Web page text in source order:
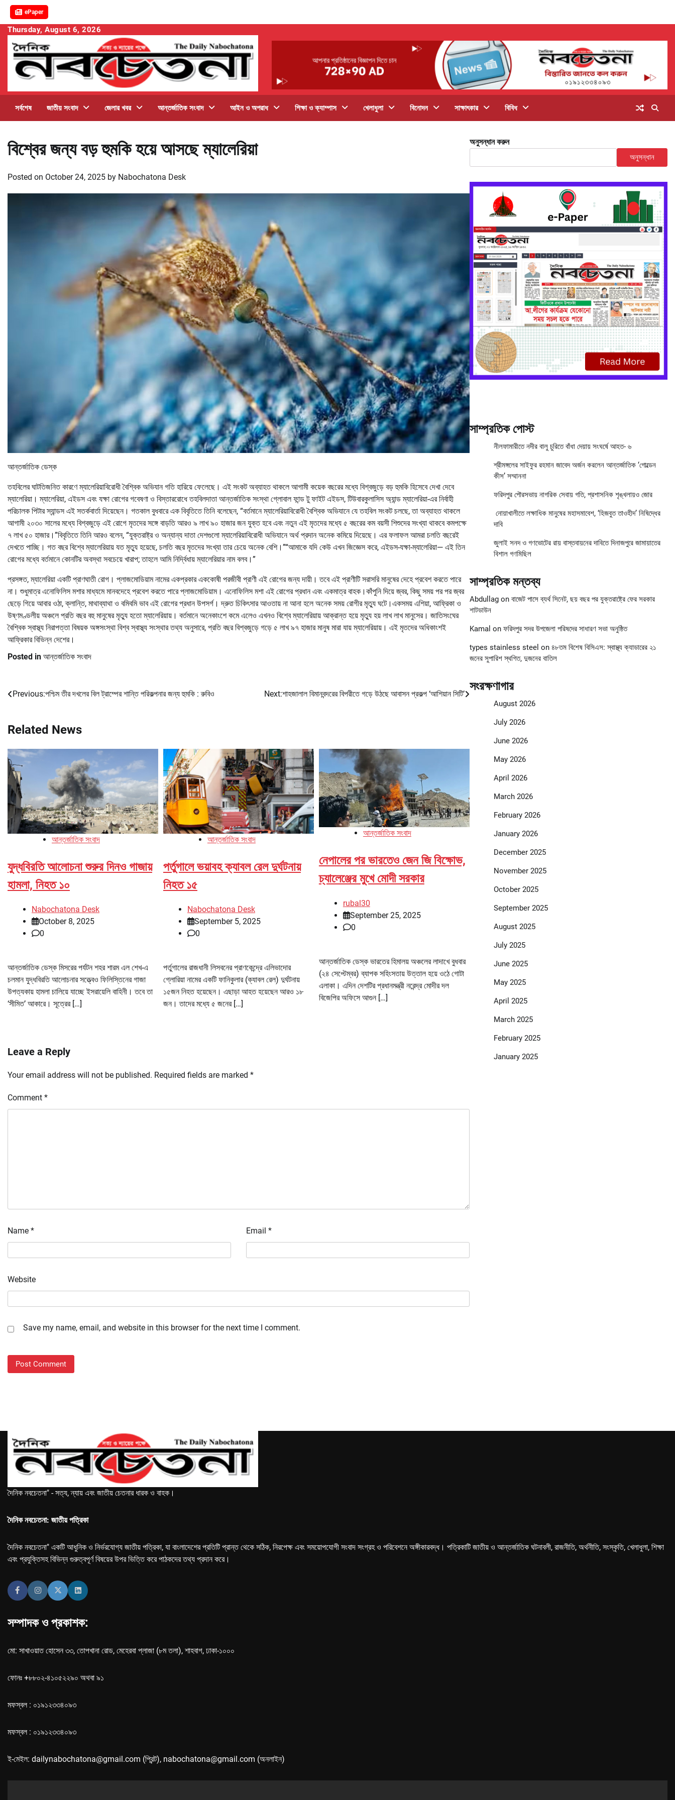
ePaper
Skip
content
Thursday, August 6, 2026
সর্বশেষ জাতীয় সংবাদ জেলার খবর আন্তর্জাতিক সংবাদ আইন ও অপরাধ শিক্ষা ও ক্যাম্পাস খেলাধুলা বিনোদন সাক্ষাৎকার বিবিধ
বিশ্বের জন্য বড় হুমকি হয়ে আসছে ম্যালেরিয়া
Posted on October 24, 2025 by Nabochatona Desk
আন্তর্জাতিক ডেস্ক
তহবিলের ঘাটতিজনিত কারণে ম্যালেরিয়াবিরোধী বৈশ্বিক অভিযান গতি হারিয়ে ফেলেছে। এই সংকট অব্যাহত থাকলে আগামী কয়েক বছরের মধ্যে বিশ্বজুড়ে বড় হুমকি হিসেবে দেখা দেবে
ম্যালেরিয়া। ম্যালেরিয়া, এইডস এবং যক্ষা রোগের গবেষণা ও বিস্তাররোধে তহবিলদাতা আন্তর্জাতিক সংস্থা গ্লোবাল ফান্ড টু ফাইট এইডস, টিউবারকুলাসিস অ্যান্ড ম্যালেরিয়া-এর নির্বাহী
পরিচালক পিটার স্যান্ডস এই সতর্কবার্তা দিয়েছেন। গতকাল বুধবারে এক বিবৃতিতে তিনি বলেছেন, “বর্তমানে ম্যালেরিয়াবিরোধী বৈশ্বিক অভিযানে যে তহবিল সংকট চলছে, তা অব্যাহত থাকলে
আগামী ২০৩০ সালের মধ্যে বিশ্বজুড়ে এই রোগে মৃতদের সঙ্গে বাড়তি আরও ৯ লাখ ৯০ হাজার জন যুক্ত হবে এবং নতুন এই মৃতদের মধ্যে ৫ বছরের কম বয়সী শিশুদের সংখ্যা থাকবে কমপক্ষে
৭ লাখ ৫০ হাজার।”বিবৃতিতে তিনি আরও বলেন, “যুক্তরাষ্ট্র ও অন্যান্য দাতা দেশগুলো ম্যালেরিয়াবিরোধী অভিযানে অর্থ প্রদান অনেক কমিয়ে দিয়েছে। এর ফলাফল আমরা চলতি বছরেই
দেখতে পাচ্ছি। গত বছর বিশ্বে ম্যালেরিয়ায় যত মৃত্যু হয়েছে, চলতি বছর মৃতদের সংখ্যা তার চেয়ে অনেক বেশি।”“আমাকে যদি কেউ এখন জিজ্ঞেস করে, এইডস-যক্ষা-ম্যালেরিয়া— এই তিন
রোগের মধ্যে বর্তমানে কোনটির অবস্থা সবচেয়ে খারাপ; তাহলে আমি নির্দ্বিধায় ম্যালেরিয়ার নাম বলব।”
প্রসঙ্গত, ম্যালেরিয়া একটি প্রাণঘাতী রোগ। প্লাজমোডিয়াম নামের একপ্রকার এককোষী পরজীবী প্রাণী এই রোগের জন্য দায়ী। তবে এই প্রাণীটি সরাসরি মানুষের দেহে প্রবেশ করতে পারে
না। শুধুমাত্র এনোফিলিস মশার মাধ্যমে মানবদেহে প্রবেশ করতে পারে প্লাজমোডিয়াম। এনোফিলিস মশা এই রোগের প্রধান এবং একমাত্র বাহক।কাঁপুনি দিয়ে জ্বর, কিছু সময় পর পর জ্বর
ছেড়ে গিয়ে আবার ওঠা, ক্লান্তি, মাথাব্যাথা ও বমিবমি ভাব এই রোগের প্রধান উপসর্গ। দ্রুত চিকিৎসার আওতায় না আনা হলে অনেক সময় রোগীর মৃত্যু ঘটে।একসময় এশিয়া, আফ্রিকা ও
উষ্ণমণ্ডলীয় অঞ্চলে প্রতি বছর বহু মানুষের মৃত্যু হতো ম্যালেরিয়ায়। বর্তমানে অনেকাংশে কমে এলেও এখনও বিশ্বে ম্যালেরিয়ায় আক্রান্ত হয়ে মৃত্যু হয় লাখ লাখ মানুসের। জাতিসংঘের
বৈশ্বিক স্বাস্থ্য নিরাপত্তা বিষয়ক অঙ্গসংস্থা বিশ্ব স্বাস্থ্য সংস্থার তথ্য অনুসারে, প্রতি বছর বিশ্বজুড়ে গড়ে ৫ লাখ ৯৭ হাজার মানুষ মারা যায় ম্যালেরিয়ায়। এই মৃতদের অধিকাংশই
আফ্রিকার বিভিন্ন দেশের।
Posted in আন্তর্জাতিক সংবাদ
Post
Previous:পশ্চিম তীর দখলের বিল ট্রাম্পের শান্তি পরিকল্পনার জন্য হুমকি : রুবিও Next:শাহজালাল বিমানবন্দরের বিপরীতে গড়ে উঠছে আবাসন প্রকল্প ‘আশিয়ান সিটি’
Related News
আন্তর্জাতিক সংবাদ
যুদ্ধবিরতি আলোচনা শুরুর দিনও গাজায়
হামলা, নিহত ১০
Nabochatona Desk
October 8, 2025
0
আন্তর্জাতিক ডেস্ক মিসরের পর্যটন শহর শারম এল শেখ-এ
চলমান যুদ্ধবিরতি আলোচনার সত্ত্বেও ফিলিস্তিনের গাজা
উপত্যকায় হামলা চালিয়ে যাচ্ছে ইসরায়েলি বাহিনী। তবে তা
‘সীমিত’ আকারে। সূত্রের […]
আন্তর্জাতিক সংবাদ
পর্তুগালে ভয়াবহ ক্যাবল রেল দুর্ঘটনায়
নিহত ১৫
Nabochatona Desk
September 5, 2025
0
পর্তুগালের রাজধানী লিসবনের প্রাণকেন্দ্রে এলিভাদোর
গ্লোরিয়া নামের একটি ফানিকুলার (ক্যাবল রেল) দুর্ঘটনায়
১৫জন নিহত হয়েছেন। এছাড়া আহত হয়েছেন আরও ১৮
জন। তাদের মধ্যে ৫ জনের […]
আন্তর্জাতিক সংবাদ
নেপালের পর ভারতেও জেন জি বিক্ষোভ,
চ্যালেঞ্জের মুখে মোদী সরকার
rubal30
September 25, 2025
0
আন্তর্জাতিক ডেস্ক ভারতের হিমালয় অঞ্চলের লাদাখে বুধবার
(২৪ সেপ্টেম্বর) ব্যাপক সহিংসতায় উত্তাল হয়ে ওঠে গোটা
এলাকা। এদিন দেশটির প্রধানমন্ত্রী নরেন্দ্র মোদীর দল
বিজেপির অফিসে আগুন […]
Leave a Reply
Your email address will not be published. Required fields are marked *
Comment *
Name * Email *
Website
Save my name, email, and website in this browser for the next time I comment.
অনুসন্ধান করুন
অনুসন্ধান
সাম্প্রতিক পোস্ট
নীলফামারীতে নদীর বালু চুরিতে বাঁধা দেয়ায় সংঘর্ষে আহত- ৬
শ্রীমঙ্গলের সাইফুর রহমান জাবেদ অর্জন করলেন আন্তর্জাতিক ‘গোল্ডেন
কীস’ সম্মাননা
ফরিদপুর পৌরসভায় নাগরিক সেবায় গতি, প্রশাসনিক শৃঙ্খলায়ও জোর
নোয়াখালীতে লক্ষাধিক মানুষের মহাসমাবেশ, ‘হিজবুত তাওহীদ’ নিষিদ্ধের
দাবি
জুলাই সনদ ও গণভোটের রায় বাস্তবায়নের দাবিতে দিনাজপুরে জামায়াতের
বিশাল গণমিছিল
সাম্প্রতিক মন্তব্য
Abdullagon বাজেট পাসে ব্যর্থ সিনেট, ছয় বছর পর যুক্তরাষ্ট্রে ফের সরকার
শাটডাউন
Kamal on ফরিদপুর সদর উপজেলা পরিষদের সাধারণ সভা অনুষ্ঠিত
types stainless steel on ৪৮তম বিশেষ বিসিএস: স্বাস্থ্য ক্যাডারের ২১
জনের সুপারিশ স্থগিত, দুজনের বাতিল
সংরক্ষণাগার
August 2026
July 2026
June 2026
May 2026
April 2026
March 2026
February 2026
January 2026
December 2025
November 2025
October 2025
September 2025
August 2025
July 2025
June 2025
May 2025
April 2025
March 2025
February 2025
January 2025
দৈনিক নবচেতনা" - সত্য, ন্যায় এবং জাতীয় চেতনার ধারক ও বাহক।
দৈনিক নবচেতনা: জাতীয় পত্রিকা
দৈনিক নবচেতনা" একটি আধুনিক ও নির্ভরযোগ্য জাতীয় পত্রিকা, যা বাংলাদেশের প্রতিটি প্রান্ত থেকে সঠিক, নিরপেক্ষ এবং সময়োপযোগী সংবাদ সংগ্রহ ও পরিবেশনে অঙ্গীকারবদ্ধ। পত্রিকাটি জাতীয় ও আন্তর্জাতিক ঘটনাবলী, রাজনীতি, অর্থনীতি, সংস্কৃতি, খেলাধুলা, শিক্ষা
এবং প্রযুক্তিসহ বিভিন্ন গুরুত্বপূর্ণ বিষয়ের উপর ভিত্তি করে পাঠকদের তথ্য প্রদান করে।
সম্পাদক ও প্রকাশক:
মো: সাখাওয়াত হোসেন ৩৩, তোপখানা রোড, মেহেরবা প্লাজা (৮ম তলা), শাহবাগ, ঢাকা-১০০০
ফোনঃ +৮৮০২-৪১০৫২২৯০ অথবা ৯১
মফস্বল : ০১৯১২৩৩৪০৯৩
মফস্বল : ০১৯১২৩৩৪০৯৩
ই-মেইল: dailynabochatona@gmail.com (প্রিন্ট), nabochatona@gmail.com (অনলাইন)